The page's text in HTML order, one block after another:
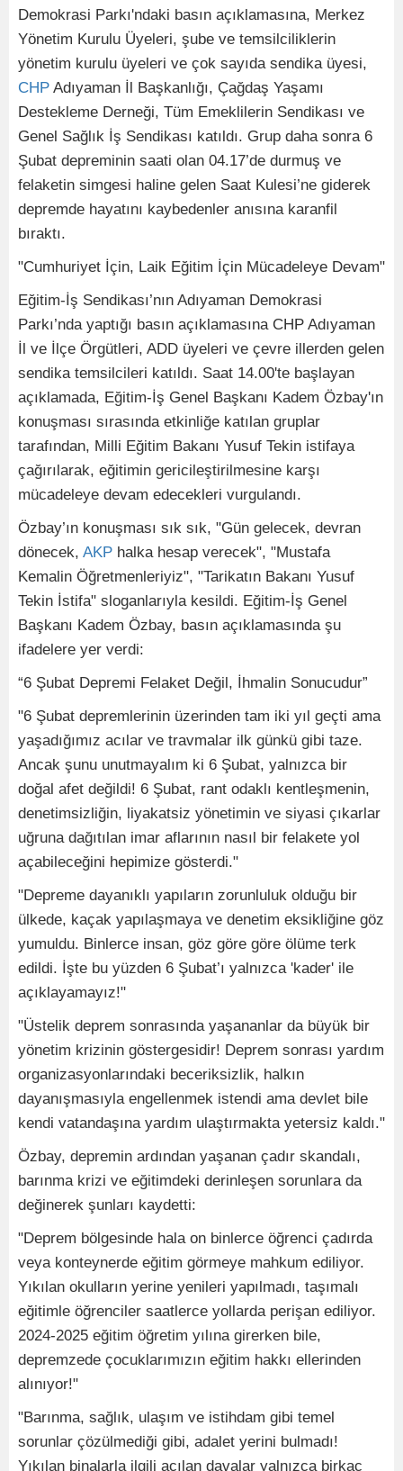
Demokrasi Parkı'ndaki basın açıklamasına, Merkez
Yönetim Kurulu Üyeleri, şube ve temsilciliklerin
yönetim kurulu üyeleri ve çok sayıda sendika üyesi,
CHP Adıyaman İl Başkanlığı, Çağdaş Yaşamı
Destekleme Derneği, Tüm Emeklilerin Sendikası ve
Genel Sağlık İş Sendikası katıldı. Grup daha sonra 6
Şubat depreminin saati olan 04.17’de durmuş ve
felaketin simgesi haline gelen Saat Kulesi’ne giderek
depremde hayatını kaybedenler anısına karanfil
bıraktı.
"Cumhuriyet İçin, Laik Eğitim İçin Mücadeleye Devam"
Eğitim-İş Sendikası’nın Adıyaman Demokrasi
Parkı’nda yaptığı basın açıklamasına CHP Adıyaman
İl ve İlçe Örgütleri, ADD üyeleri ve çevre illerden gelen
sendika temsilcileri katıldı. Saat 14.00'te başlayan
açıklamada, Eğitim-İş Genel Başkanı Kadem Özbay'ın
konuşması sırasında etkinliğe katılan gruplar
tarafından, Milli Eğitim Bakanı Yusuf Tekin istifaya
çağırılarak, eğitimin gericileştirilmesine karşı
mücadeleye devam edecekleri vurgulandı.
Özbay’ın konuşması sık sık, "Gün gelecek, devran
dönecek, AKP halka hesap verecek", "Mustafa
Kemalin Öğretmenleriyiz", "Tarikatın Bakanı Yusuf
Tekin İstifa" sloganlarıyla kesildi. Eğitim-İş Genel
Başkanı Kadem Özbay, basın açıklamasında şu
ifadelere yer verdi:
“6 Şubat Depremi Felaket Değil, İhmalin Sonucudur”
"6 Şubat depremlerinin üzerinden tam iki yıl geçti ama
yaşadığımız acılar ve travmalar ilk günkü gibi taze.
Ancak şunu unutmayalım ki 6 Şubat, yalnızca bir
doğal afet değildi! 6 Şubat, rant odaklı kentleşmenin,
denetimsizliğin, liyakatsiz yönetimin ve siyasi çıkarlar
uğruna dağıtılan imar aflarının nasıl bir felakete yol
açabileceğini hepimize gösterdi."
"Depreme dayanıklı yapıların zorunluluk olduğu bir
ülkede, kaçak yapılaşmaya ve denetim eksikliğine göz
yumuldu. Binlerce insan, göz göre göre ölüme terk
edildi. İşte bu yüzden 6 Şubat’ı yalnızca 'kader' ile
açıklayamayız!"
"Üstelik deprem sonrasında yaşananlar da büyük bir
yönetim krizinin göstergesidir! Deprem sonrası yardım
organizasyonlarındaki beceriksizlik, halkın
dayanışmasıyla engellenmek istendi ama devlet bile
kendi vatandaşına yardım ulaştırmakta yetersiz kaldı."
Özbay, depremin ardından yaşanan çadır skandalı,
barınma krizi ve eğitimdeki derinleşen sorunlara da
değinerek şunları kaydetti:
"Deprem bölgesinde hala on binlerce öğrenci çadırda
veya konteynerde eğitim görmeye mahkum ediliyor.
Yıkılan okulların yerine yenileri yapılmadı, taşımalı
eğitimle öğrenciler saatlerce yollarda perişan ediliyor.
2024-2025 eğitim öğretim yılına girerken bile,
depremzede çocuklarımızın eğitim hakkı ellerinden
alınıyor!"
"Barınma, sağlık, ulaşım ve istihdam gibi temel
sorunlar çözülmediği gibi, adalet yerini bulmadı!
Yıkılan binalarla ilgili açılan davalar yalnızca birkaç